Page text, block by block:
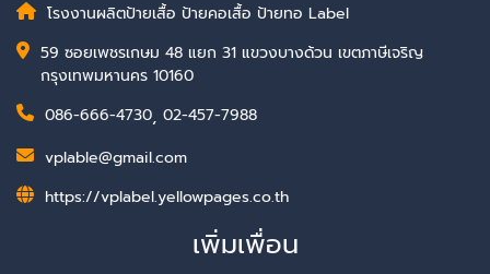
โรงงานผลิตป้ายเสื้อ ป้ายคอเสื้อ ป้ายทอ Label
59 ซอยเพชรเกษม 48 แยก 31 แขวงบางด้วน เขตภาษีเจริญ
กรุงเทพมหานคร 10160
086-666-4730, 02-457-7988
vplable@gmail.com
https://vplabel.yellowpages.co.th
เพิ่มเพื่อน